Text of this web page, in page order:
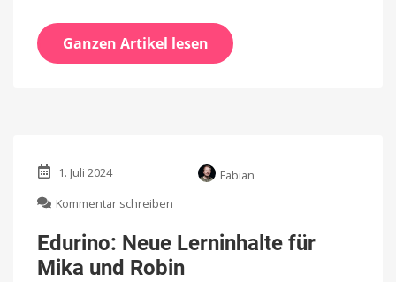
Ganzen Artikel lesen
1. Juli 2024
Fabian
Kommentar schreiben
Neue
Lerninhalte
für
Edurino: Neue Lerninhalte für
Mika und Robin